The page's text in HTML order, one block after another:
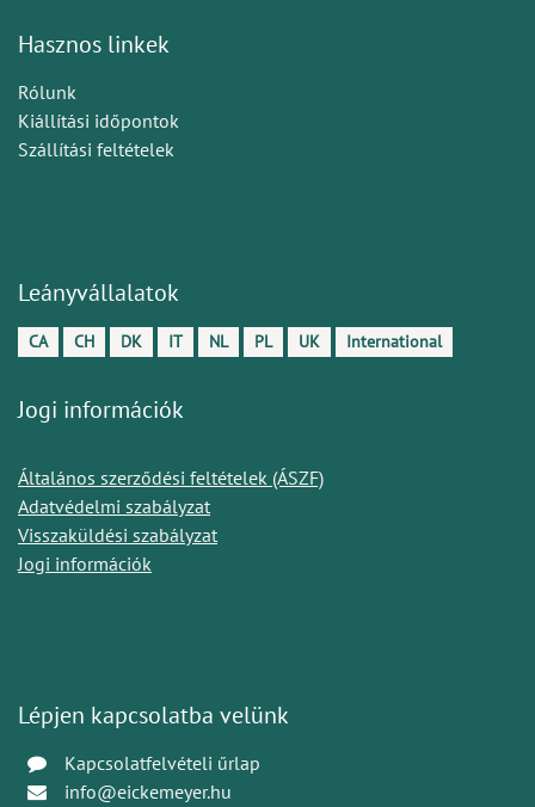
Hasznos linkek
Rólunk
Kiállítási időpontok
Szállítási feltételek
Leányvállalatok
CA CH DK IT NL PL UK International
Jogi információk
Általános szerződési feltételek (ÁSZF)
Adatvédelmi szabályzat
Visszaküldési szabályzat
Jogi információk
Lépjen kapcsolatba velünk
Kapcsolatfelvételi űrlap
info@eickemeyer.hu